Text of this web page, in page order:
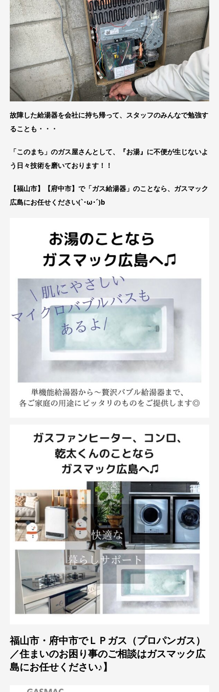
故障した給湯器を会社に持ち帰って、スタッフのみんなで勉強す
ることも・・・
「このまち」のガス屋さんとして、『お湯』に不便が生じないよ
う日々技術を磨いております！！
【福山市】【府中市】で「ガス給湯器」のことなら、ガスマック
広島にお任せください(`･ω･´)b
福山市・府中市でＬＰガス（プロパンガス）
／住まいのお困り事のご相談はガスマック広
島にお任せください♪】